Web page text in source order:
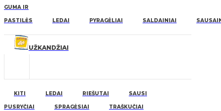
GUMA IR
PASTILĖS LEDAI PYRAGĖLIAI SALDAINIAI
UŽKANDŽIAI
KITI LEDAI RIEŠUTAI SAUSI
PUSRYČIAI SPRAGĖSIAI TRAŠKUČIAI